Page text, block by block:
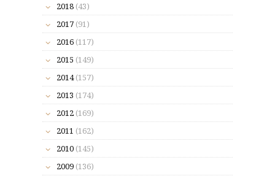
2018 (43)
2017 (91)
2016 (117)
2015 (149)
2014(157)
2013 (174)
2012 (169)
2011 (162)
2010 (145)
2009 (136)